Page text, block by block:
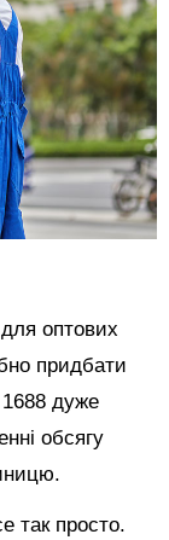
оптових
придбати
1688 дуже
обсягу
так просто.